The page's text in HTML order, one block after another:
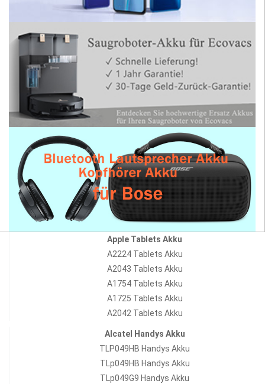
Apple Tablets Akku
A2224 Tablets Akku
A2043 Tablets Akku
A1754 Tablets Akku
A1725 Tablets Akku
A2042 Tablets Akku
Alcatel Handys Akku
TLP049HB Handys Akku
TLp049HB Handys Akku
TLp049G9 Handys Akku